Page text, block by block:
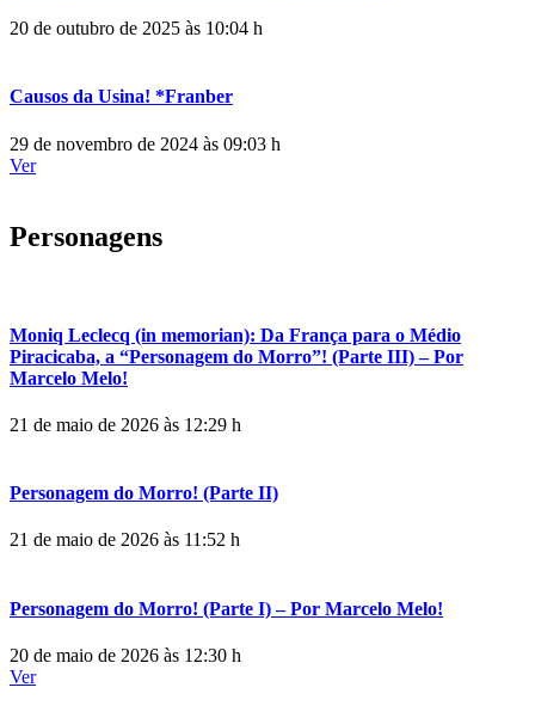
20 de outubro de 2025 às 10:04 h
Causos da Usina! *Franber
29 de novembro de 2024 às 09:03 h
Ver
Personagens
Moniq Leclecq (in memorian): Da França para o Médio
Piracicaba, a “Personagem do Morro”! (Parte III) – Por
Marcelo Melo!
21 de maio de 2026 às 12:29 h
Personagem do Morro! (Parte II)
21 de maio de 2026 às 11:52 h
Personagem do Morro! (Parte I) – Por Marcelo Melo!
20 de maio de 2026 às 12:30 h
Ver